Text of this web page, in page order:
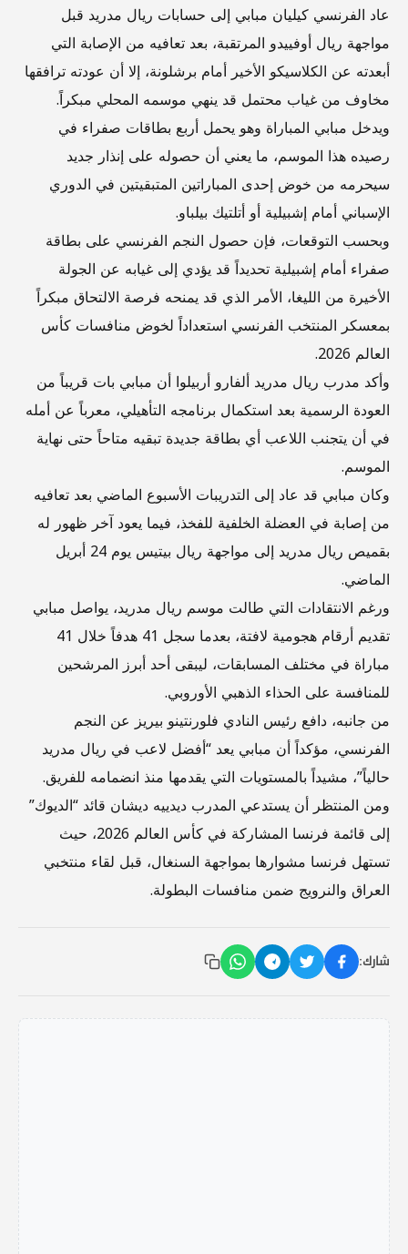
عاد الفرنسي كيليان مبابي إلى حسابات ريال مدريد قبل
مواجهة ريال أوفييدو المرتقبة، بعد تعافيه من الإصابة التي
أبعدته عن الكلاسيكو الأخير أمام برشلونة، إلا أن عودته ترافقها
مخاوف من غياب محتمل قد ينهي موسمه المحلي مبكراً.
ويدخل مبابي المباراة وهو يحمل أربع بطاقات صفراء في
رصيده هذا الموسم، ما يعني أن حصوله على إنذار جديد
سيحرمه من خوض إحدى المباراتين المتبقيتين في الدوري
الإسباني أمام إشبيلية أو أتلتيك بيلباو.
وبحسب التوقعات، فإن حصول النجم الفرنسي على بطاقة
صفراء أمام إشبيلية تحديداً قد يؤدي إلى غيابه عن الجولة
الأخيرة من الليغا، الأمر الذي قد يمنحه فرصة الالتحاق مبكراً
بمعسكر المنتخب الفرنسي استعداداً لخوض منافسات كأس
العالم 2026.
وأكد مدرب ريال مدريد ألفارو أربيلوا أن مبابي بات قريباً من
العودة الرسمية بعد استكمال برنامجه التأهيلي، معرباً عن أمله
في أن يتجنب اللاعب أي بطاقة جديدة تبقيه متاحاً حتى نهاية
الموسم.
وكان مبابي قد عاد إلى التدريبات الأسبوع الماضي بعد تعافيه
من إصابة في العضلة الخلفية للفخذ، فيما يعود آخر ظهور له
بقميص ريال مدريد إلى مواجهة ريال بيتيس يوم 24 أبريل
الماضي.
ورغم الانتقادات التي طالت موسم ريال مدريد، يواصل مبابي
تقديم أرقام هجومية لافتة، بعدما سجل 41 هدفاً خلال 41
مباراة في مختلف المسابقات، ليبقى أحد أبرز المرشحين
للمنافسة على الحذاء الذهبي الأوروبي.
من جانبه، دافع رئيس النادي فلورنتينو بيريز عن النجم
الفرنسي، مؤكداً أن مبابي يعد “أفضل لاعب في ريال مدريد
حالياً”، مشيداً بالمستويات التي يقدمها منذ انضمامه للفريق.
ومن المنتظر أن يستدعي المدرب ديدييه ديشان قائد “الديوك”
إلى قائمة فرنسا المشاركة في كأس العالم 2026، حيث
تستهل فرنسا مشوارها بمواجهة السنغال، قبل لقاء منتخبي
العراق والنرويج ضمن منافسات البطولة.
شارك: